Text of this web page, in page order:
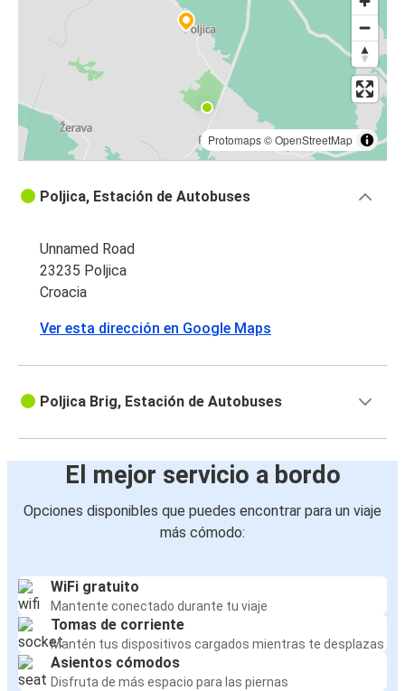
Protomaps©OpenStreetMap
Poljica, Estación de Autobuses
Unnamed Road
23235 Poljica
Croacia
Ver esta dirección en Google Maps
Poljica Brig, Estación de Autobuses
El mejor servicio a bordo
Opciones disponibles que puedes encontrar para un viaje
más cómodo:
WiFi gratuito
Mantente conectado durante tu viaje
Tomas de corriente
Mantén tus dispositivos cargados mientras te desplazas
Asientos cómodos
Disfruta de más espacio para las piernas